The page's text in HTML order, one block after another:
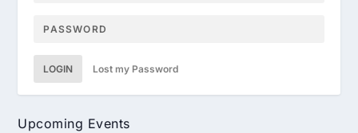
LOGIN Lost my Password
Upcoming Events